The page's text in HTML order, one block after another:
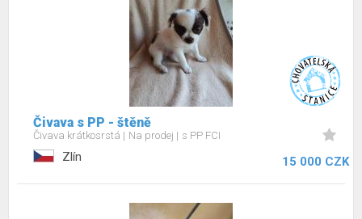
Čivava s PP - štěně
Čivava krátkosrstá Na prodej s PP FCI
Zlín 15 000 CZK